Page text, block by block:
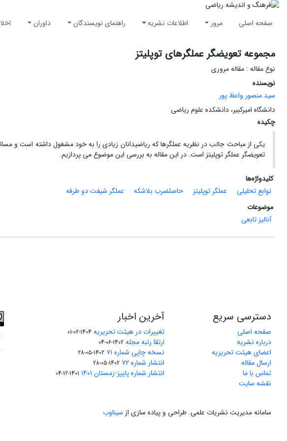
صفحه اصلی مرور اطلاعات نشریه راهنمای نویسندگان داوران
مجموعه تعویضگر عملگرهای توپلیتز
نوع مقاله : مقاله مروری
نویسنده
سید منصور واعظ پور
دانشگاه امیرکبیر، دانشکده علوم ریاضی
چکیده
یکی از مباحث جالب در نظریه عملگرها که ریاضیدانان زیادی را به خود مشغول داشته
تعویضگر عملگر توپلیتز است. در این مقاله به بررسی این موضوع می پردازیم.
کلیدواژه‌ها
توابع تحلیلی
عملگر توپلیتز حاصلضرب بلاشکه
عملگر شیفت دو طرفه
موضوعات
آنالیز تابعی
دسترسی سریع
صفحه اصلی
درباره نشریه
اعضای هیئت تحریریه
ارسال مقاله
تماس با ما
نقشه سایت
آخرین اخبار
تغییرات در هیئت تحریریه 1404-02-01
ارتقا رتبه مجله 1402-06-04
نسخه چاپی شماره ۷۱ 1402-05-28
انتشار شماره ۷۲ 1402-05-28
انتشار شماره پاییز-زمستان ۱۴۰۱ 1401-12-04
سامانه مدیریت نشریات علمی. طراحی و پیاده سازی از سیناوب